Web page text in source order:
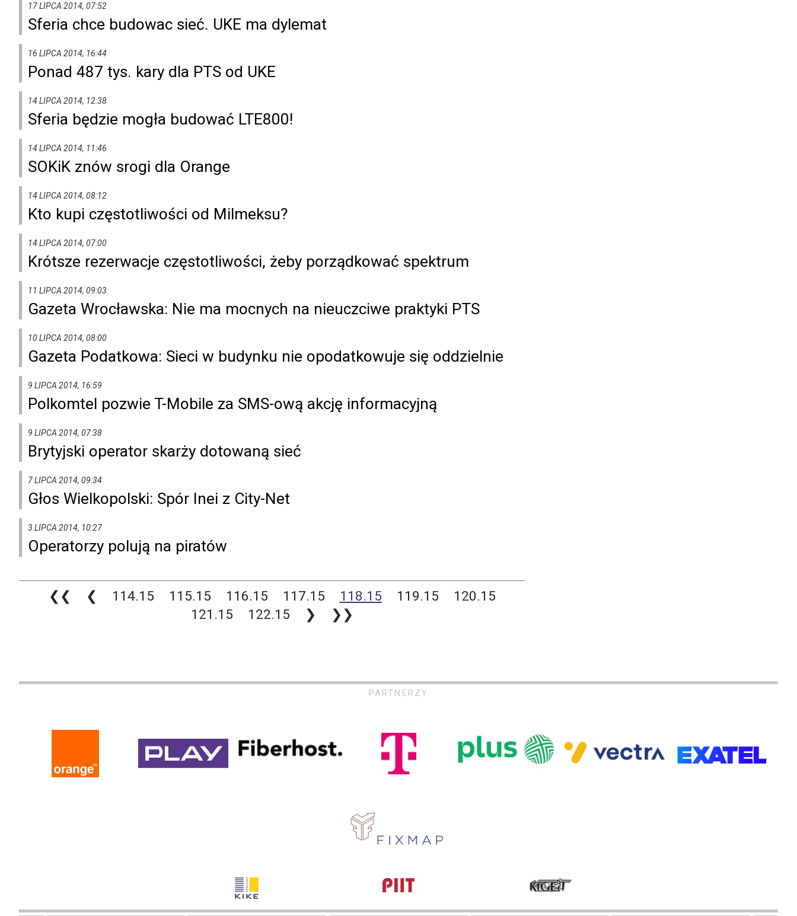
17 LIPCA 2014, 07:52
Sferia chce budowac sieć. UKE ma dylemat
16 LIPCA 2014, 16:44
Ponad 487 tys. kary dla PTS od UKE
14 LIPCA 2014, 12:38
Sferia będzie mogła budować LTE800!
14 LIPCA 2014, 11:46
SOKiK znów srogi dla Orange
14 LIPCA 2014, 08:12
Kto kupi częstotliwości od Milmeksu?
14 LIPCA 2014, 07:00
Krótsze rezerwacje częstotliwości, żeby porządkować spektrum
11 LIPCA 2014, 09:03
Gazeta Wrocławska: Nie ma mocnych na nieuczciwe praktyki PTS
10 LIPCA 2014, 08:00
Gazeta Podatkowa: Sieci w budynku nie opodatkowuje się oddzielnie
9 LIPCA 2014, 16:59
Polkomtel pozwie T-Mobile za SMS-ową akcję informacyjną
9 LIPCA 2014, 07:38
Brytyjski operator skarży dotowaną sieć
7 LIPCA 2014, 09:34
Głos Wielkopolski: Spór Inei z City-Net
3 LIPCA 2014, 10:27
Operatorzy polują na piratów
❮❮ ❮ 114.15 115.15 116.15 117.15 118.15 119.15
120.15
121.15
122.15 ❯ ❯❯
PARTNERZY